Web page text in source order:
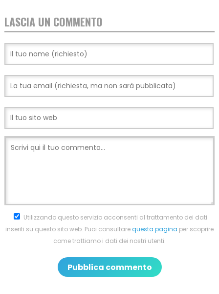
LASCIA UN COMMENTO
Utilizzando questo servizio acconsenti al trattamento dei dati
inseriti su questo sito web. Puoi consultarequesta pagina per scoprire
come trattiamo i dati dei nostri utenti.